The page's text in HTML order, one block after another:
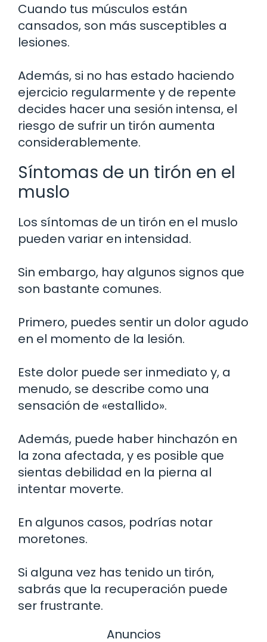
Cuando tus músculos están
cansados, son más susceptibles a
lesiones.
Además, si no has estado haciendo
ejercicio regularmente y de repente
decides hacer una sesión intensa, el
riesgo de sufrir un tirón aumenta
considerablemente.
Síntomas de un tirón en el
muslo
Los síntomas de un tirón en el muslo
pueden variar en intensidad.
Sin embargo, hay algunos signos que
son bastante comunes.
Primero, puedes sentir un dolor agudo
en el momento de la lesión.
Este dolor puede ser inmediato y, a
menudo, se describe como una
sensación de «estallido».
Además, puede haber hinchazón en
la zona afectada, y es posible que
sientas debilidad en la pierna al
intentar moverte.
En algunos casos, podrías notar
moretones.
Si alguna vez has tenido un tirón,
sabrás que la recuperación puede
ser frustrante.
Anuncios